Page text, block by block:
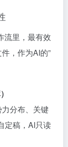
流里，最有效
，作为AI的”
分布、关键
定稿，AI只读